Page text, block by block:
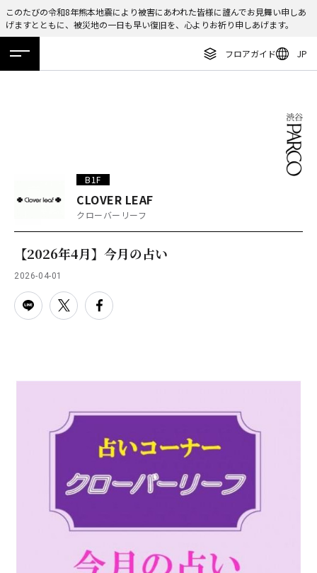
このたびの令和8年熊本地震により被害にあわれた皆様に謹んでお見舞い申しあ
げますとともに、被災地の一日も早い復旧を、心よりお祈り申しあげます。
フロアガイド JP
ホーム 特集 ニュース イベント アクセス
TAX FREE
DELIVERY SERVICES
PARCOメンバーズ
ENGLISH
繁体字
B1F
CLOVER LEAF
クローバーリーフ
【2026年4月】今月の占い
2026-04-01